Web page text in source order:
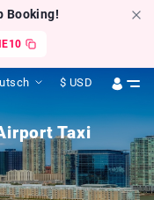
Booking!
$ USD
Taxi